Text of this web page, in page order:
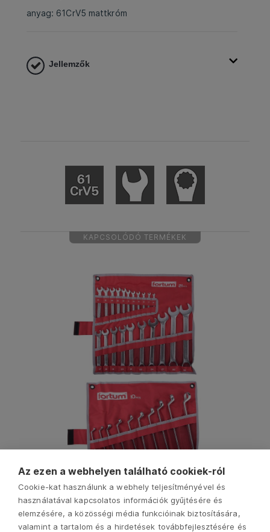
anyag: 61CrV5 mattkróm
Jellemzők
KAPCSOLÓDÓ TERMÉKEK
Az ezen a webhelyen található cookiek-ról
Cookie-kat használunk a webhely teljesítményével és
használatával kapcsolatos információk gyűjtésére és
elemzésére, a közösségi média funkcióinak biztosítására,
valamint a tartalom és a hirdetések továbbfejlesztésére és